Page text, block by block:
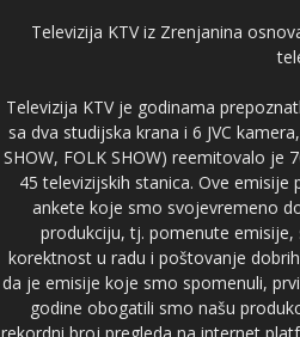
Televizija KTV iz Zrenjanina
Televizija KTV je godinama
sa dva studijska krana i 6 JVC
SHOW, FOLK SHOW) reemitovalo je
45 televizijskih stanica. Ove
ankete koje smo svojevremeno
produkciju, tj. pomenute
korektnost u radu i poštovanje
da je emisije koje smo spomenuli,
godine obogatili smo našu
rekordni broj pregleda na internet